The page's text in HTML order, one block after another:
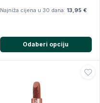
Najniža cijena u 30 dana: 13,95 €
Odaberi opciju